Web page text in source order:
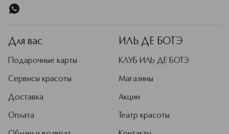
Для вас
Подарочные карты
Сервисы красоты
Доставка
Оплата
ИЛЬ ДЕ БОТЭ
КЛУБ ИЛЬ ДЕ БОТЭ
Магазины
Акции
Театр красоты